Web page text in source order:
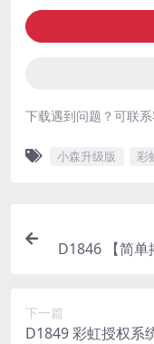
下载遇到问题？可联
小森升级版 彩
D1846 【简单
下一篇
D1849 彩虹授权系